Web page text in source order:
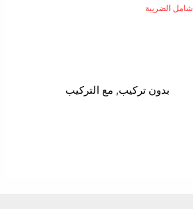
شامل الضريبة
بدون تركيب, مع التركيب